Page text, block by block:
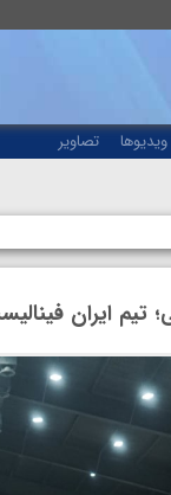
ویدیوها تصاویر
تیم ایران